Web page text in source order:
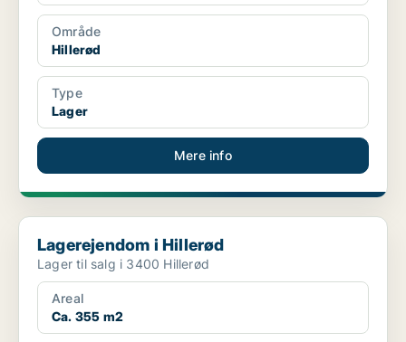
Område
Hillerød
Type
Lager
Mere info
Lagerejendom i Hillerød
Lagerejendom i Hillerød
Lager til salg i 3400 Hillerød
Areal
Ca. 355 m2